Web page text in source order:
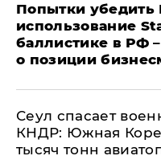
Попытки убедить
использование
баллистике в РФ
о позиции
​Сеул спасает
КНДР: Южная
тысяч тонн